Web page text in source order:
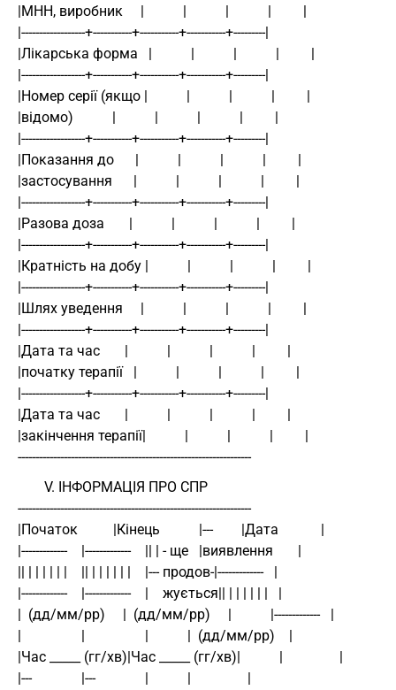
|МНН, виробник     |           |           |           |         |
|------------------+-----------+-----------+-----------+---------|
|Лікарська форма   |           |           |           |         |
|------------------+-----------+-----------+-----------+---------|
|Номер серії (якщо |           |           |           |         |
|відомо)           |           |           |           |         |
|------------------+-----------+-----------+-----------+---------|
|Показання до      |           |           |           |         |
|застосування      |           |           |           |         |
|------------------+-----------+-----------+-----------+---------|
|Разова доза       |           |           |           |         |
|------------------+-----------+-----------+-----------+---------|
|Кратність на добу |           |           |           |         |
|------------------+-----------+-----------+-----------+---------|
|Шлях уведення     |           |           |           |         |
|------------------+-----------+-----------+-----------+---------|
|Дата та час       |           |           |           |         |
|початку терапії   |           |           |           |         |
|------------------+-----------+-----------+-----------+---------|
|Дата та час       |           |           |           |         |
|закінчення терапії|           |           |           |         |
------------------------------------------------------------------
V. ІНФОРМАЦІЯ ПРО СПР
------------------------------------------------------------------
|Початок          |Кінець           |---        |Дата            |
|-------------    |-------------    || | - ще   |виявлення       |
|| | | | | | |    || | | | | | |    |--- продов-|-------------   |
|-------------    |-------------    |    жується|| | | | | | |   |
|  (дд/мм/рр)     |  (дд/мм/рр)     |           |-------------   |
|                 |                 |           |  (дд/мм/рр)    |
|Час _____ (гг/хв)|Час _____ (гг/хв)|           |                |
|---              |---              |           |                |